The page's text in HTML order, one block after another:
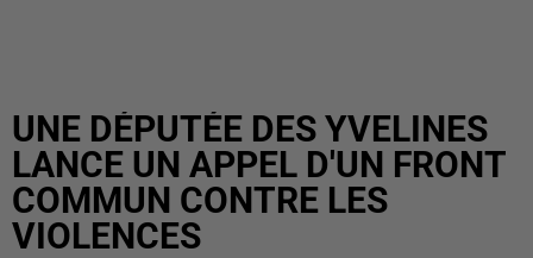
UNE DÉPUTÉE DES YVELINES
LANCE UN APPEL D'UN FRONT
COMMUN CONTRE LES
VIOLENCES